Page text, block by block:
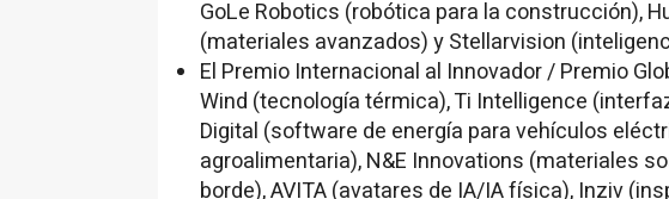
GoLe Robotics (robótica para la construcción),
(materiales avanzados) y Stellarvision
El Premio Internacional al Innovador / Premio
Wind (tecnología térmica), Ti Intelligence
Digital (software de energía para vehículos
agroalimentaria), N&E Innovations (materiales
borde), AVITA (avatares de IA/IA física), Inziv